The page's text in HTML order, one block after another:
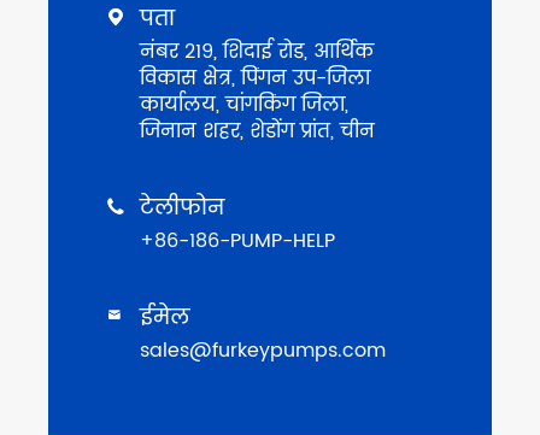
 पता
नंबर 219, शिदाई रोड, आर्थिक
विकास क्षेत्र, पिंगन उप-जिला
कार्यालय, चांगकिंग जिला,
जिनान शहर, शेडोंग प्रांत, चीन
 टेलीफोन
+86-186-PUMP-HELP
 ईमेल
sales@furkeypumps.com